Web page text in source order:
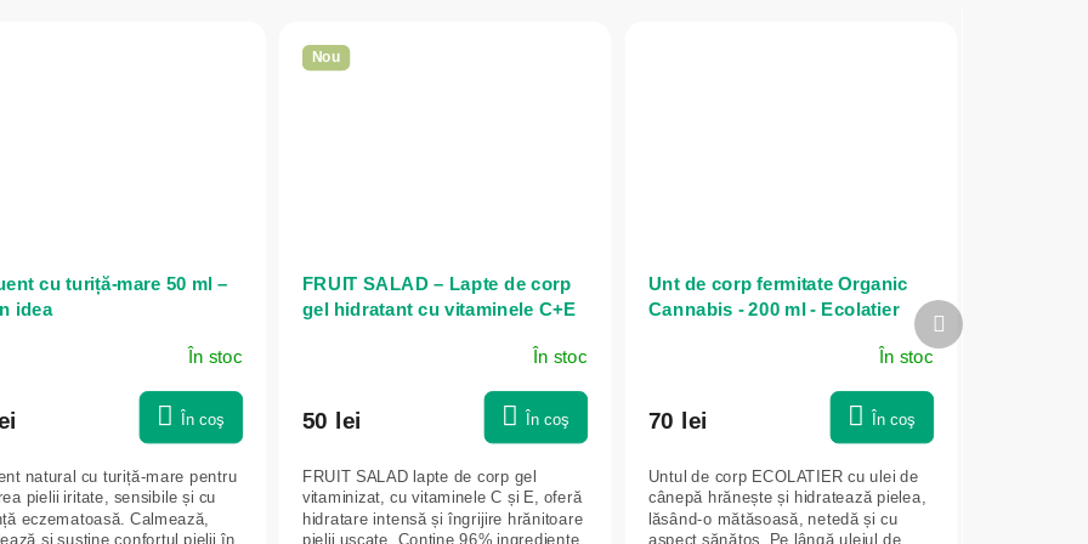
cu turiță-mare 50 ml –
idea
În stoc
În coş
natural cu turiță-mare pentru
pielii iritate, sensibile și cu
eczematoasă. Calmează,
și susține confortul pielii în
Nou
FRUIT SALAD – Lapte de corp
gel hidratant cu vitaminele C+E
În stoc
50 lei În coş
FRUIT SALAD lapte de corp gel
vitaminizat, cu vitaminele C și E, oferă
hidratare intensă și îngrijire hrănitoare
pielii uscate. Conține 96% ingrediente
Unt de corp fermitate Organic
Cannabis - 200 ml - Ecolatier
În stoc
70 lei În coş
Untul de corp ECOLATIER cu ulei de
cânepă hrănește și hidratează pielea,
lăsând-o mătăsoasă, netedă și cu
aspect sănătos. Pe lângă uleiul de
Produsul
următor